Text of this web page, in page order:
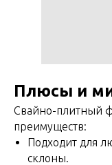
Плюсы и
Свайно-плитный
преимуществ:
Подходит для
склоны.